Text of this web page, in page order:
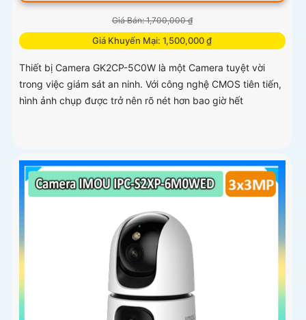
Giá Bán: 1,700,000 ₫
Giá Khuyến Mại: 1,500,000 ₫
Thiết bị Camera GK2CP-5C0W là một Camera tuyệt vời
trong việc giám sát an ninh. Với công nghệ CMOS tiên tiến,
hình ảnh chụp được trở nên rõ nét hơn bao giờ hết